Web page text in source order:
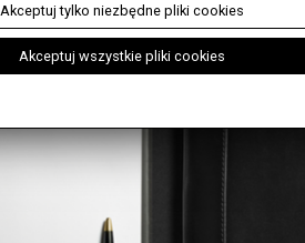
Akceptuj tylko niezbędne pliki cookies
Akceptuj wszystkie pliki cookies